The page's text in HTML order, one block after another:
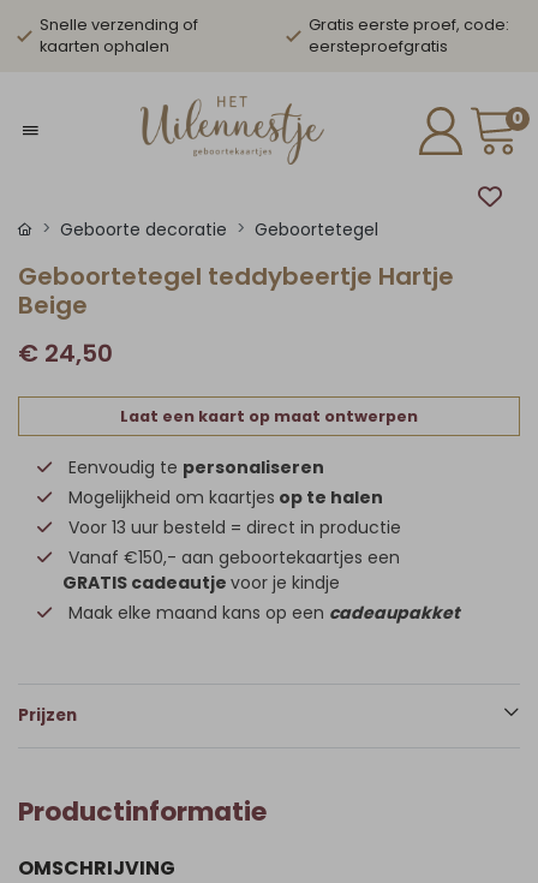
Snelle verzending of
kaarten ophalen
Gratis eerste proef, code:
eersteproefgratis
0
Geboorte decoratie Geboortetegel
Geboortetegel teddybeertje Hartje
Beige
€ 24,50
Laat een kaart op maat ontwerpen
Eenvoudig te personaliseren
Mogelijkheid om kaartjes op te halen
Voor 13 uur besteld = direct in productie
Vanaf €150,- aan geboortekaartjes een
GRATIS cadeautje voor je kindje
Maak elke maand kans op een cadeaupakket
Prijzen
Productinformatie
OMSCHRIJVING